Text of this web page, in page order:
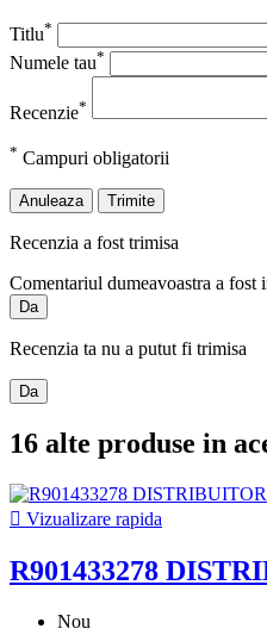
Titlu*
Numele tau*
Recenzie*
* Campuri obligatorii
Anuleaza Trimite
Recenzia a fost trimisa
Comentariul dumeavoastra a
Da
Recenzia ta nu a putut fi trimisa
Da
16 alte produse in
 Vizualizare rapida
R901433278
Nou